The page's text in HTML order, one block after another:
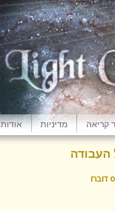
קריאה מדיניות
דוברו